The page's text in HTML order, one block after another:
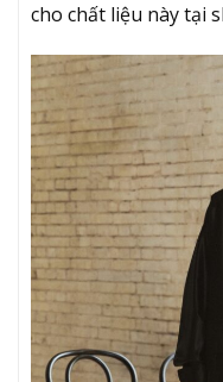
cho chất liệu này tại